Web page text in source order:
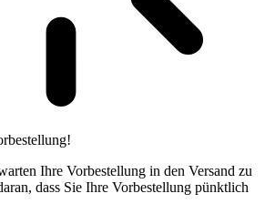
Ihre Vorbestellung in den Versand zu
dass Sie Ihre Vorbestellung pünktlich